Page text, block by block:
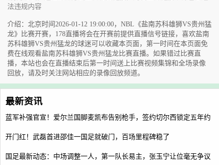
法违规内容
介绍：北京时间2026-01-12 19:00:00，NBL《盐南苏科雄狮VS贵州猛
龙》比赛开赛，178直播将会在开赛前提供直播信号链接，喜欢盐南
苏科雄狮VS贵州猛龙的球迷可以收藏本页面，第一时间在本页面免
费在线观看盐南苏科雄狮VS贵州猛龙比赛直播。如果错过比赛直
播，本站也会在直播结束后第一时间送上比赛视频集锦和全场录像
回放，请及时关注网站相应的录像回放频道。
最新资讯
蓝军补强官宣！爱尔兰国脚麦凯布告别枪手，签约切尔西锁定五年约
开门红！武磊首进邵佳一国足就破门，百场里程碑稳了
国足最新动态：中场调整一人，第一队长易主，张玉宁让位毫无争议